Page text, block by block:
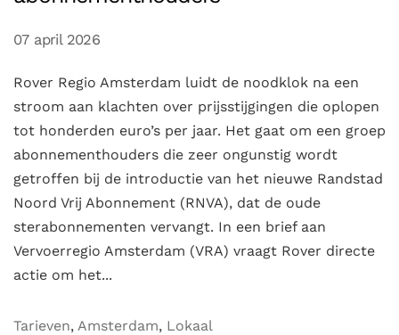
07 april 2026
Rover Regio Amsterdam luidt de noodklok na een
stroom aan klachten over prijsstijgingen die oplopen
tot honderden euro’s per jaar. Het gaat om een groep
abonnementhouders die zeer ongunstig wordt
getroffen bij de introductie van het nieuwe Randstad
Noord Vrij Abonnement (RNVA), dat de oude
sterabonnementen vervangt. In een brief aan
Vervoerregio Amsterdam (VRA) vraagt Rover directe
actie om het...
Tarieven, Amsterdam, Lokaal